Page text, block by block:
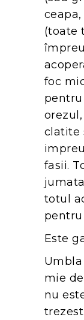
(toate
foc
clatite
fasii.
totul
pentru
Este
mie
nu